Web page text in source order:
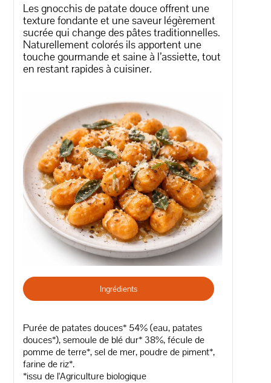
Les gnocchis de patate douce offrent une
texture fondante et une saveur légèrement
sucrée qui change des pâtes traditionnelles.
Naturellement colorés ils apportent une
touche gourmande et saine à l’assiette, tout
en restant rapides à cuisiner.
Ingrédients
Purée de patates douces* 54% (eau, patates
douces*), semoule de blé dur* 38%, fécule de
pomme de terre*, sel de mer, poudre de piment*,
farine de riz*.
*issu de l'Agriculture biologique